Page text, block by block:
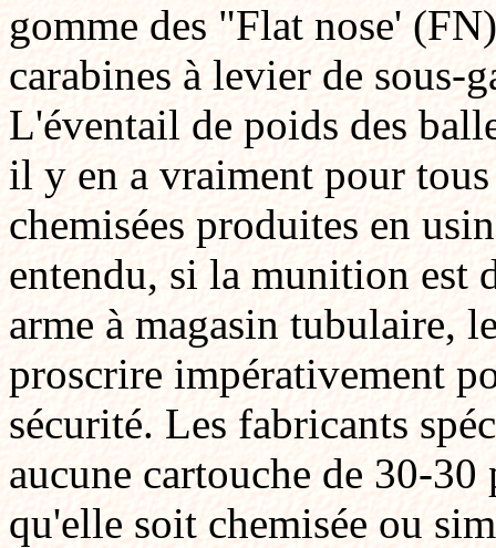
gomme des "Flat nose'
carabines à levier de sous-
L'éventail de poids des
il y en a vraiment pour
chemisées produites en
entendu, si la munition est
arme à magasin tubulaire,
proscrire impérativement
sécurité. Les fabricants
aucune cartouche de 30-
qu'elle soit chemisée ou